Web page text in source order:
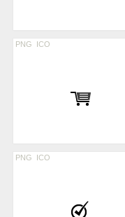
PNG ICO
PNG ICO